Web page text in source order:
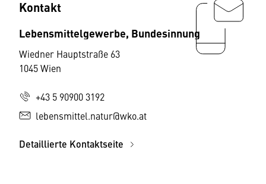
Kontakt
Lebensmittelgewerbe, Bundesinnung
Wiedner Hauptstraße 63
1045 Wien
+43 5 90900 3192
lebensmittel.natur@wko.at
Detaillierte Kontaktseite